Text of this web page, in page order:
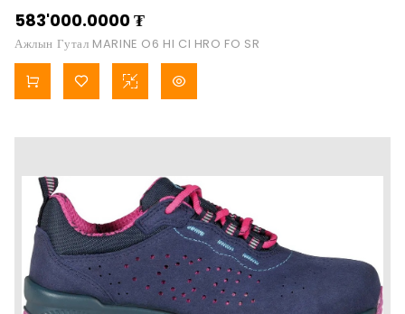
583'000.0000₮
Ажлын Гутал MARINE O6 HI CI HRO FO SR